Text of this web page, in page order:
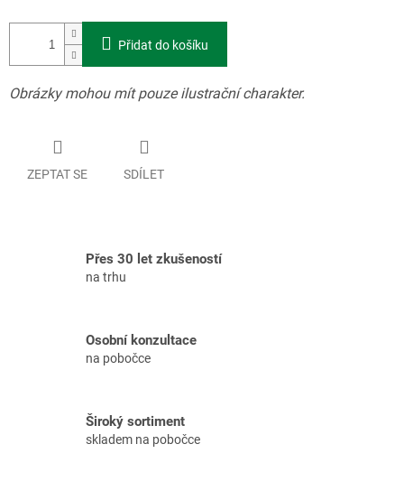
Přidat do košíku
Obrázky mohou mít pouze ilustrační charakter.
ZEPTAT SE SDÍLET
Přes 30 let zkušeností
na trhu
Osobní konzultace
na pobočce
Široký sortiment
skladem na pobočce